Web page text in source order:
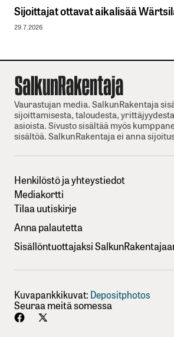
Sijoittajat ottavat aikalisää
29.7.2026
Vaurastujan media. SalkunRakentaja
sijoittamisesta, taloudesta,
asioista. Sivusto sisältää myös
sisältöä. SalkunRakentaja ei anna
Henkilöstö ja yhteystiedot
Mediakortti
Tilaa uutiskirje
Anna palautetta
Sisällöntuottajaksi
Kuvapankkikuvat: Depositphotos
Seuraa meitä somessa